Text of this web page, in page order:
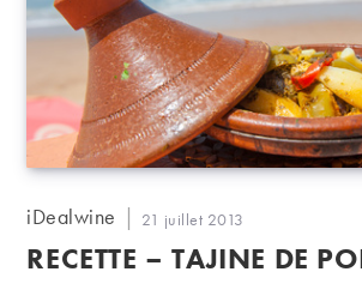
Auteur/autrice
la
iDealwine
Publication
publiée :
21 juillet 2013
RECETTE – TAJINE DE